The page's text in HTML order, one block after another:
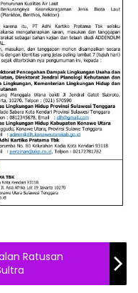
Ratusan